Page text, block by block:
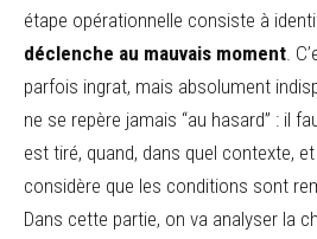
étape opérationnelle consiste à
déclenche au mauvais moment.
parfois ingrat, mais absolument
ne se repère jamais “au hasard” : il
est tiré, quand, dans quel contexte,
considère que les conditions sont
Dans cette partie, on va analyser la